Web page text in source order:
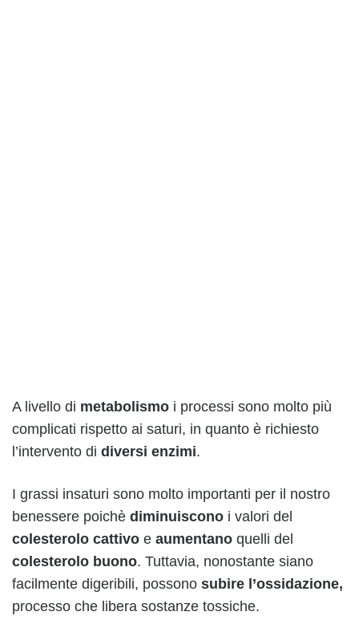
A livello di metabolismo i processi sono molto più
complicati rispetto ai saturi, in quanto è richiesto
l’intervento di diversi enzimi.
I grassi insaturi sono molto importanti per il nostro
benessere poichè diminuiscono i valori del
colesterolo cattivo e aumentano quelli del
colesterolo buono. Tuttavia, nonostante siano
facilmente digeribili, possono subire l’ossidazione,
processo che libera sostanze tossiche.